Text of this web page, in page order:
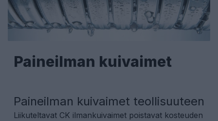
Paineilman kuivaimet
Paineilman kuivaimet teollisuuteen
Liikuteltavat CK ilmankuivaimet poistavat kosteuden